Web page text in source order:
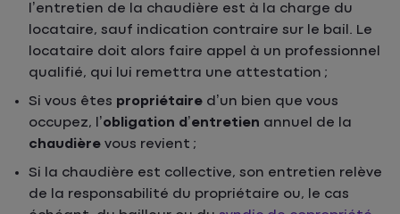
l’entretien de la chaudière est à la charge du
locataire, sauf indication contraire sur le bail. Le
locataire doit alors faire appel à un professionnel
qualifié, qui lui remettra une attestation ;
Si vous êtes propriétaire d’un bien que vous
occupez, l’obligation d’entretien annuel de la
chaudière vous revient ;
Si la chaudière est collective, son entretien relève
de la responsabilité du propriétaire ou, le cas